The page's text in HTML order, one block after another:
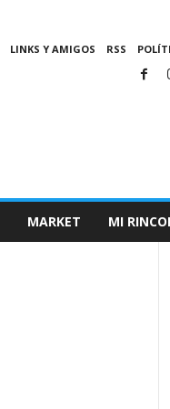
LINKS Y AMIGOS RSS
MARKET MI